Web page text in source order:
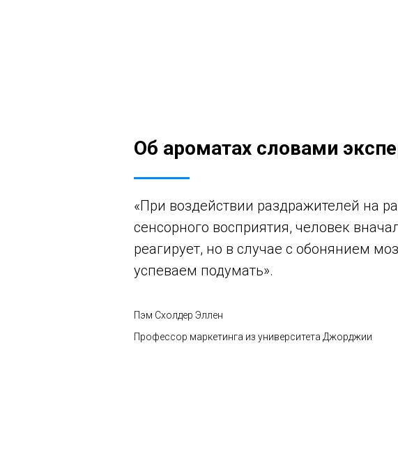
Об ароматах словами
«При воздействии раздражителей на
сенсорного восприятия, человек
реагирует, но в случае с обонянием
успеваем подумать».
Пэм Схолдер Эллен
Профессор маркетинга из университета Джорджии